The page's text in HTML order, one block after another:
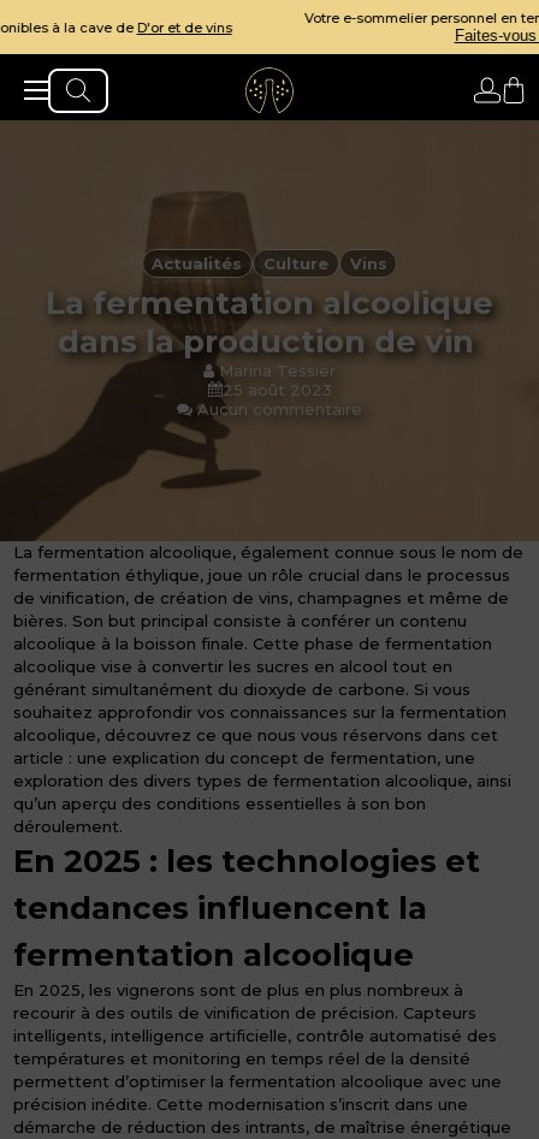
Votre e-sommelier personnel en temps réel pour des accord parfaits.
Faites-vous conseiller!
Actualités Culture Vins
La fermentation alcoolique
dans la production de vin
Marina Tessier
25 août 2023
Aucun commentaire
La fermentation alcoolique, également connue sous le nom de
fermentation éthylique, joue un rôle crucial dans le processus
de vinification, de création de vins, champagnes et même de
bières. Son but principal consiste à conférer un contenu
alcoolique à la boisson finale. Cette phase de fermentation
alcoolique vise à convertir les sucres en alcool tout en
générant simultanément du dioxyde de carbone. Si vous
souhaitez approfondir vos connaissances sur la fermentation
alcoolique, découvrez ce que nous vous réservons dans cet
article : une explication du concept de fermentation, une
exploration des divers types de fermentation alcoolique, ainsi
qu’un aperçu des conditions essentielles à son bon
déroulement.
En 2025 : les technologies et
tendances influencent la
fermentation alcoolique
En 2025, les vignerons sont de plus en plus nombreux à
recourir à des outils de vinification de précision. Capteurs
intelligents, intelligence artificielle, contrôle automatisé des
températures et monitoring en temps réel de la densité
permettent d’optimiser la fermentation alcoolique avec une
précision inédite. Cette modernisation s’inscrit dans une
démarche de réduction des intrants, de maîtrise énergétique